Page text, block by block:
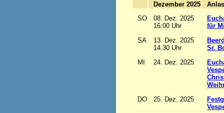
Dezember 2025
SO
08. Dez. 2025
16:00 Uhr
für
SA
13. Dez. 2025
14.30 Uhr
Sr.
MI
24. Dez. 2025
DO
25. Dez. 2025